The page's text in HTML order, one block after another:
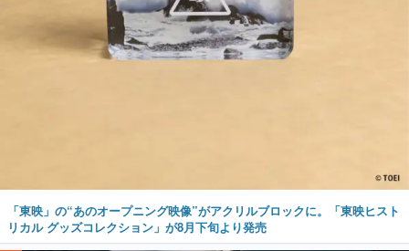
「東映」の“あのオープニング映像”がアクリルブロックに。「東映ヒスト
リカル グッズコレクション」が8月下旬より発売